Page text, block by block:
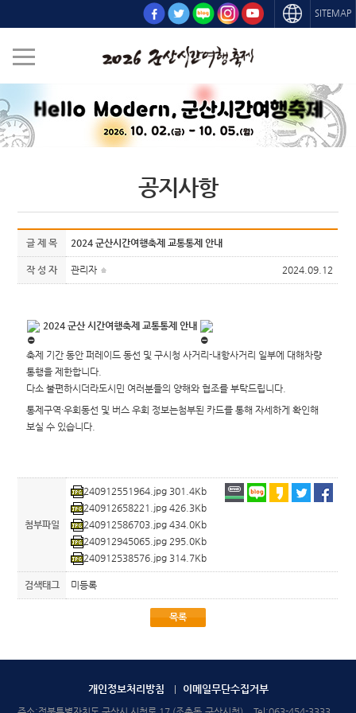
SITEMAP
공지사항
글 제 목 2024 군산시간여행축제 교통통제 안내
작 성 자 관리자 2024.09.12
2024 군산 시간여행축제 교통통제 안내
축제 기간 동안 퍼레이드 동선 및 구시청 사거리-내항사거리 일부에 대해차량
통행을 제한합니다.
다소 불편하시더라도시민 여러분들의 양해와 협조를 부탁드립니다.
통제구역·우회동선 및 버스 우회 정보는첨부된 카드를 통해 자세하게 확인해
보실 수 있습니다.
첨부파일
240912551964.jpg 301.4Kb
240912658221.jpg 426.3Kb
240912586703.jpg 434.0Kb
240912945065.jpg 295.0Kb
240912538576.jpg 314.7Kb
검색태그 미등록
목록
개인정보처리방침 이메일무단수집거부